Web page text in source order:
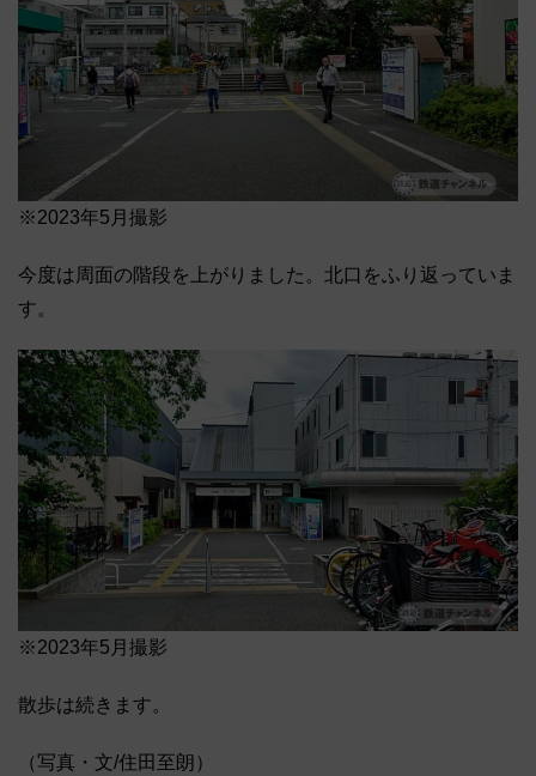
※2023年5月撮影
今度は周面の階段を上がりました。北口をふり返っていま
す。
※2023年5月撮影
散歩は続きます。
（写真・文/住田至朗）